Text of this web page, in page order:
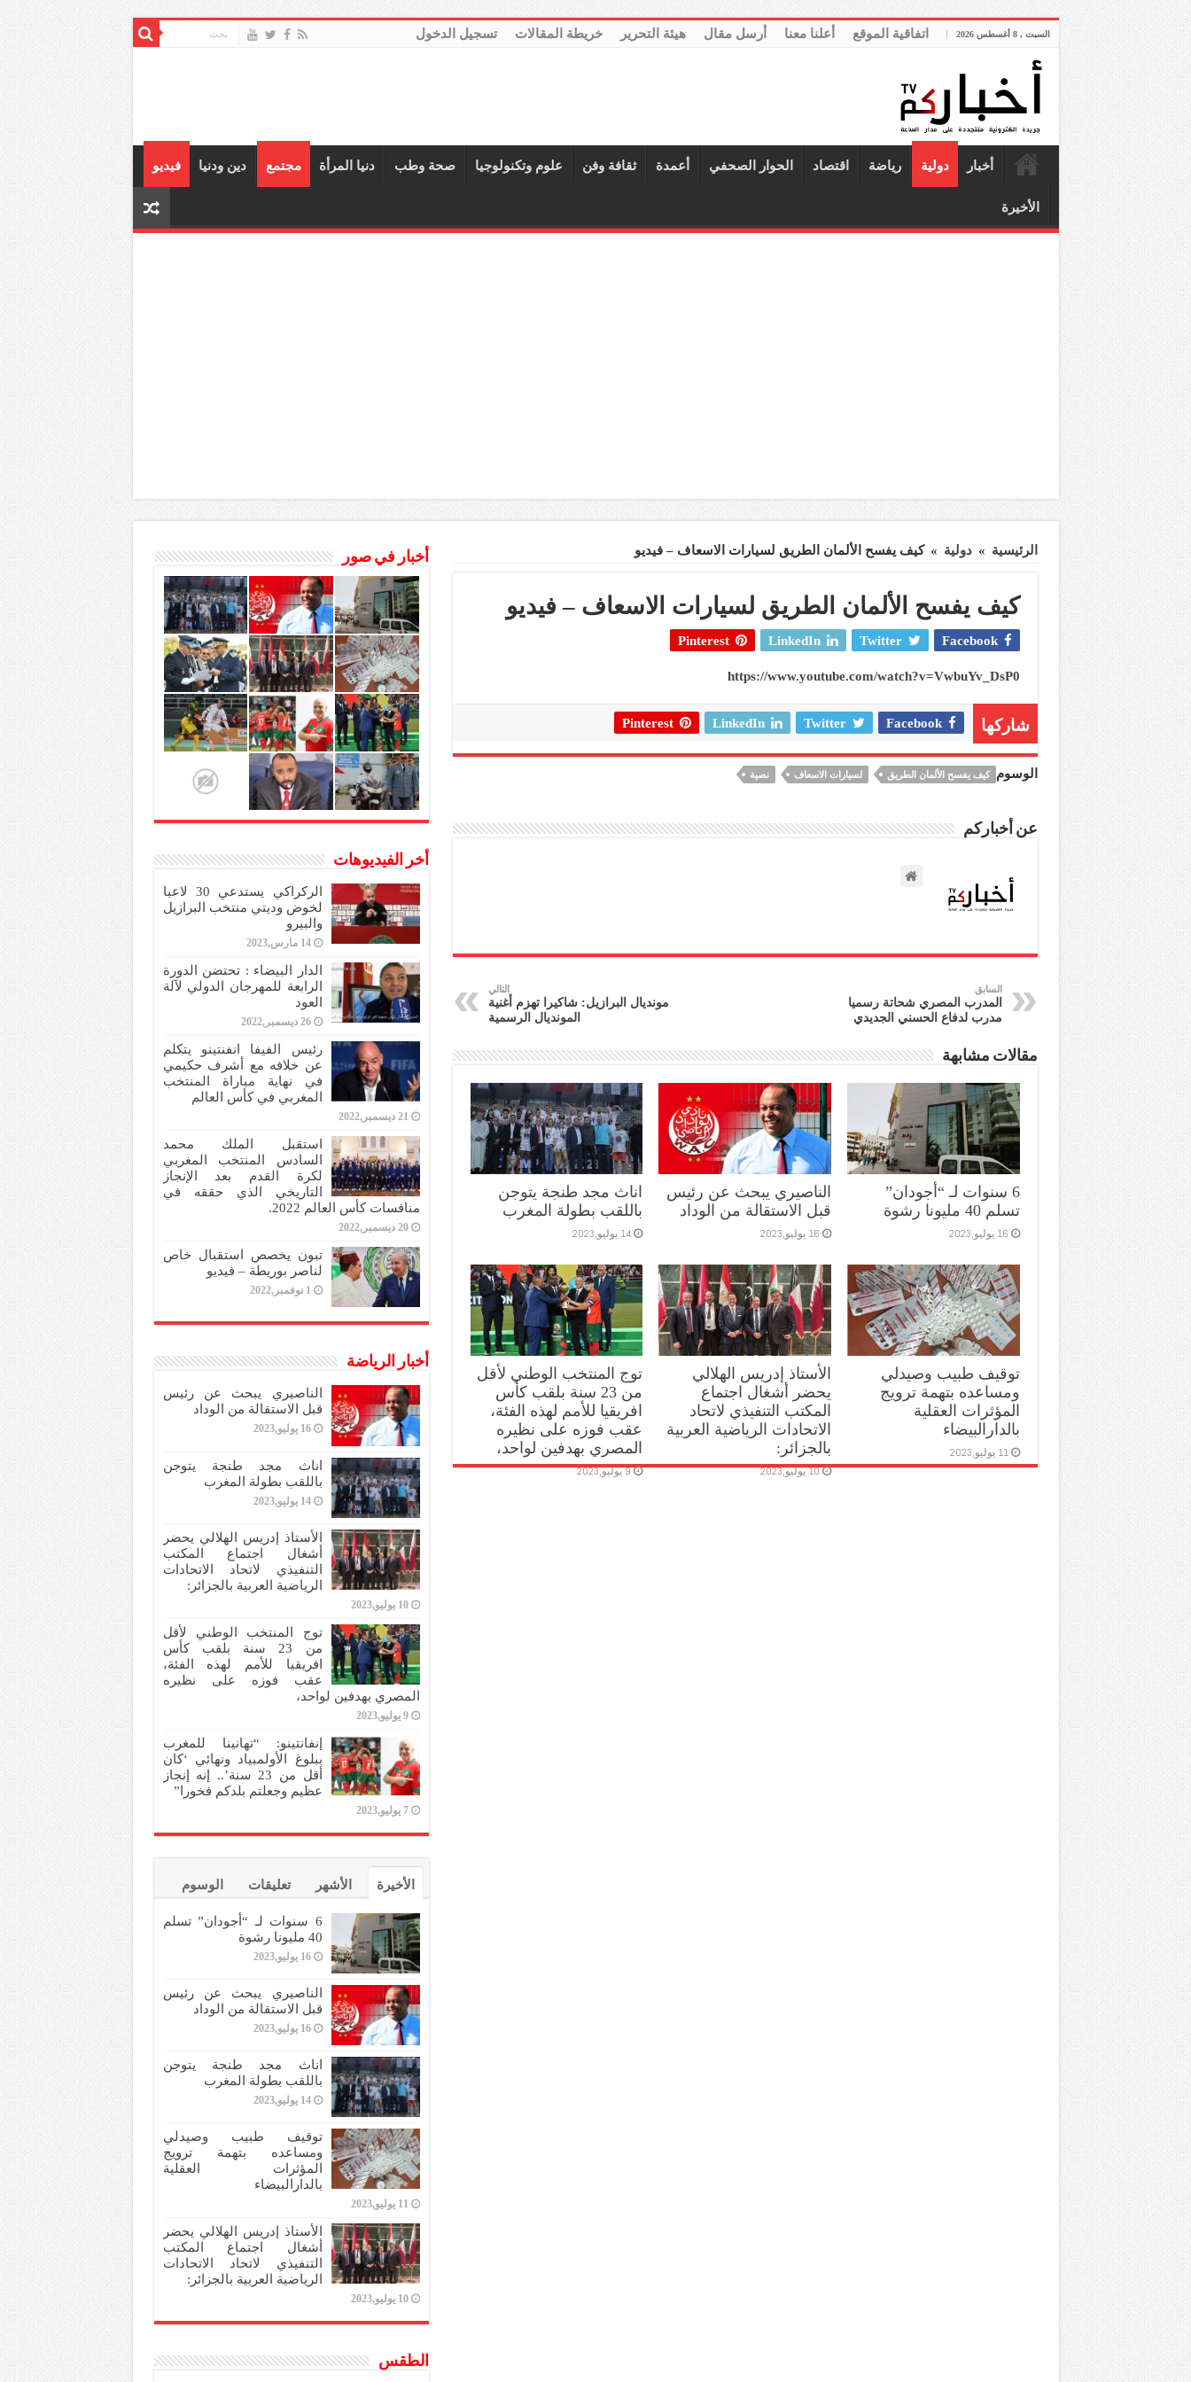
السبت , 8 أغسطس 2026 اتفاقية الموقع أعلنا معنا أرسل مقال هيئة التحرير خريطة المقالات تسجيل الدخول
أخبار دولية رياضة اقتصاد الحوار الصحفي أعمدة ثقافة وفن علوم وتكنولوجيا صحة وطب دنيا المرأة مجتمع دين ودنيا فيديو
الأخيرة
الرئيسية » دولية » كيف يفسح الألمان الطريق لسيارات الاسعاف – فيديو
كيف يفسح الألمان الطريق لسيارات الاسعاف – فيديو
Facebook
Twitter
LinkedIn
Pinterest
https://www.youtube.com/watch?v=VwbuYv_DsP0
شاركها Facebook
Twitter
LinkedIn
Pinterest
الوسوم كيف يفسح الألمان الطريق لسيارات الاسعاف نصية
عن أخباركم
السابق
المدرب المصري شحاتة رسميا
مدرب لدفاع الحسني الجديدي‎
التالي
مونديال البرازيل: شاكيرا تهزم أغنية
المونديال الرسمية
مقالات مشابهة
6 سنوات لـ “أجودان”
تسلم 40 مليونا رشوة
16 يوليو,2023
الناصيري يبحث عن رئيس
قبل الاستقالة من الوداد
16 يوليو,2023
اناث مجد طنجة يتوجن
باللقب بطولة المغرب
14 يوليو,2023
توقيف طبيب وصيدلي
ومساعده بتهمة ترويج
المؤثرات العقلية
بالدارالبيضاء
11 يوليو,2023
الأستاذ إدريس الهلالي
يحضر أشغال اجتماع
المكتب التنفيذي لاتحاد
الاتحادات الرياضية العربية
بالجزائر:
10 يوليو,2023
توج المنتخب الوطني لأقل
من 23 سنة بلقب كأس
افريقيا للأمم لهذه الفئة،
عقب فوزه على نظيره
المصري بهدفين لواحد،
9 يوليو,2023
أخبار في صور
أخر الفيديوهات
الركراكي يستدعي 30 لاعبا
لخوض وديتي منتخب البرازيل
والبيرو
14 مارس,2023
الدار البيضاء : تحتضن الدورة
الرابعة للمهرجان الدولي لآلة
العود
26 ديسمبر,2022
رئيس الفيفا انفنتينو يتكلم
عن خلافه مع أشرف حكيمي
في نهاية مباراة المنتخب
المغربي في كأس العالم
21 ديسمبر,2022
استقبل الملك محمد
السادس المنتخب المغربي
لكرة القدم بعد الإنجاز
التاريخي الذي حققه في
منافسات كأس العالم 2022.
20 ديسمبر,2022
تبون يخصص استقبال خاص
لناصر بوريطة – فيديو
1 نوفمبر,2022
أخبار الرياضة
الناصيري يبحث عن رئيس
قبل الاستقالة من الوداد
16 يوليو,2023
اناث مجد طنجة يتوجن
باللقب بطولة المغرب
14 يوليو,2023
الأستاذ إدريس الهلالي يحضر
أشغال اجتماع المكتب
التنفيذي لاتحاد الاتحادات
الرياضية العربية بالجزائر:
10 يوليو,2023
توج المنتخب الوطني لأقل
من 23 سنة بلقب كأس
افريقيا للأمم لهذه الفئة،
عقب فوزه على نظيره
المصري بهدفين لواحد،
9 يوليو,2023
إنفانتينو: “تهانينا للمغرب
ببلوغ الأولمبياد ونهائي ‘كان
أقل من 23 سنة’.. إنه إنجاز
عظيم وجعلتم بلدكم فخورا”
7 يوليو,2023
الأخيرة الأشهر تعليقات الوسوم
6 سنوات لـ “أجودان” تسلم
40 مليونا رشوة
16 يوليو,2023
الناصيري يبحث عن رئيس
قبل الاستقالة من الوداد
16 يوليو,2023
اناث مجد طنجة يتوجن
باللقب بطولة المغرب
14 يوليو,2023
توقيف طبيب وصيدلي
ومساعده بتهمة ترويج
المؤثرات العقلية
بالدارالبيضاء
11 يوليو,2023
الأستاذ إدريس الهلالي يحضر
أشغال اجتماع المكتب
التنفيذي لاتحاد الاتحادات
الرياضية العربية بالجزائر:
10 يوليو,2023
الطقس